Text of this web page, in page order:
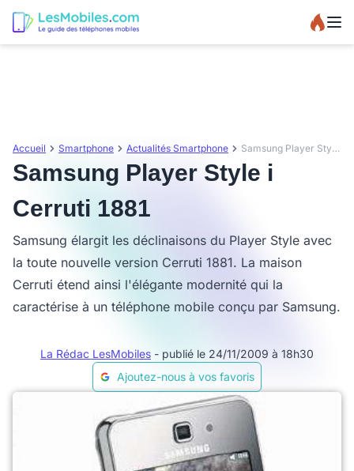
Accueil Smartphone Actualités Smartphone Samsung Player Style i Cerruti 1881
Samsung Player Style i
Cerruti 1881
Samsung élargit les déclinaisons du Player Style avec
la toute nouvelle version Cerruti 1881. La maison
Cerruti étend ainsi l'élégante modernité qui la
caractérise à un téléphone mobile conçu par Samsung.
La Rédac LesMobiles - publié le 24/11/2009 à 18h30
Ajoutez-nous à vos favoris